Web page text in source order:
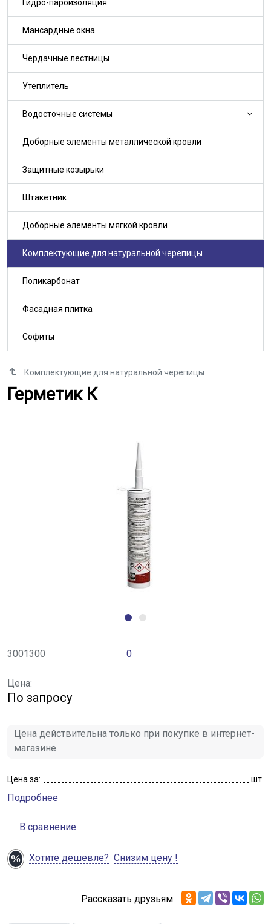
Комплектующие для натуральной черепицы
Герметик К
Герметик К
3001300 0
Цена:
По запросу
Цена действительна только при покупке в интернет-
магазине
Цена за: шт.
Подробнее
В сравнение
Хотите дешевле? Снизим цену !
Рассказать друзьям
Гидро-пароизоляция
Мансардные окна
Чердачные лестницы
Утеплитель
Водосточные системы
Доборные элементы металлической кровли
Защитные козырьки
Штакетник
Доборные элементы мягкой кровли
Комплектующие для натуральной черепицы
Поликарбонат
Фасадная плитка
Софиты